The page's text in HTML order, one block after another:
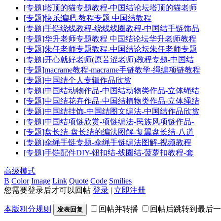
[专题]塔顶的猫专题教程-中国结论坛塔顶的猫老师
[专题]快乐编吧-教程专题 中国结教程
[专题]手链绕线教程-绕线线圈教程-中国结手链饰品
[专题]华升老师专题教程 中国结论坛华升老师教程
[专题]朱任老师专题教程-中国结论坛朱任老师专题
[专题]开心就好老师(原苦涩老师)教程专题-中国结
[专题]macrame教程-macrame手链教学-绳编项链教程
[专题]中国结个人专辑作品欣赏
[专题]中国结动物作品-中国结动物类作品-立体绳结
[专题]中国结花卉作品-中国结植物类作品-立体绳结
[专题]中国结挂饰-中国结图文编法-中国结作品欣赏
[专题]中国结项链欣赏-项链编法-民族风项链作品-
[专题]盘长结-盘长结的编法图解-复翼盘长结-八道
[专题]伞绳手链专题-伞绳手链编法图解-视频教程
[专题]手链配件DIY-钮扣结-线圈结-菠萝扣教程-套
高级模式
B Color Image Link Quote Code Smilies
您需要登录后才可以回帖 登录 | 立即注册
本版积分规则 发表回复 回帖并转播 回帖后跳转到最后